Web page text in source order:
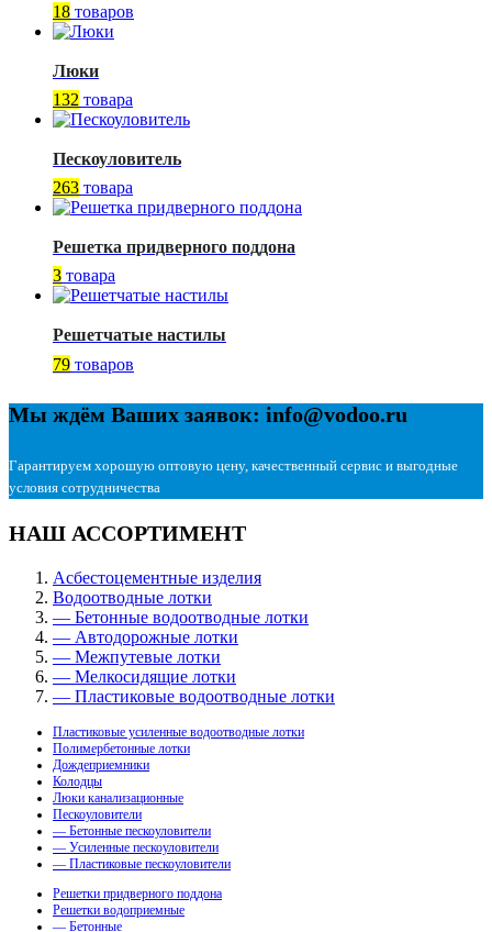
18 товаров
Люки
132 товара
Пескоуловитель
263 товара
Решетка придверного поддона
3 товара
Решетчатые настилы
79 товаров
Мы ждём Ваших заявок: info@vodoo.ru
Гарантируем хорошую оптовую цену, качественный сервис и выгодные
условия сотрудничества
НАШ АССОРТИМЕНТ
Асбестоцементные изделия
Водоотводные лотки
— Бетонные водоотводные лотки
— Автодорожные лотки
— Межпутевые лотки
— Мелкосидящие лотки
— Пластиковые водоотводные лотки
Пластиковые усиленные водоотводные лотки
Полимербетонные лотки
Дождеприемники
Колодцы
Люки канализационные
Пескоуловители
— Бетонные пескоуловители
— Усиленные пескоуловители
— Пластиковые пескоуловители
Решетки придверного поддона
Решетки водоприемные
— Бетонные